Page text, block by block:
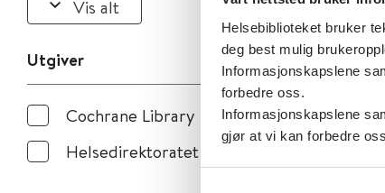
Helsebiblioteket bruker
deg best mulig
Informasjonskapslene
forbedre oss.
Informasjonskapslene
gjør at vi kan forbedre
Vis alt
Utgiver
Cochrane Library
Helsedirektoratet